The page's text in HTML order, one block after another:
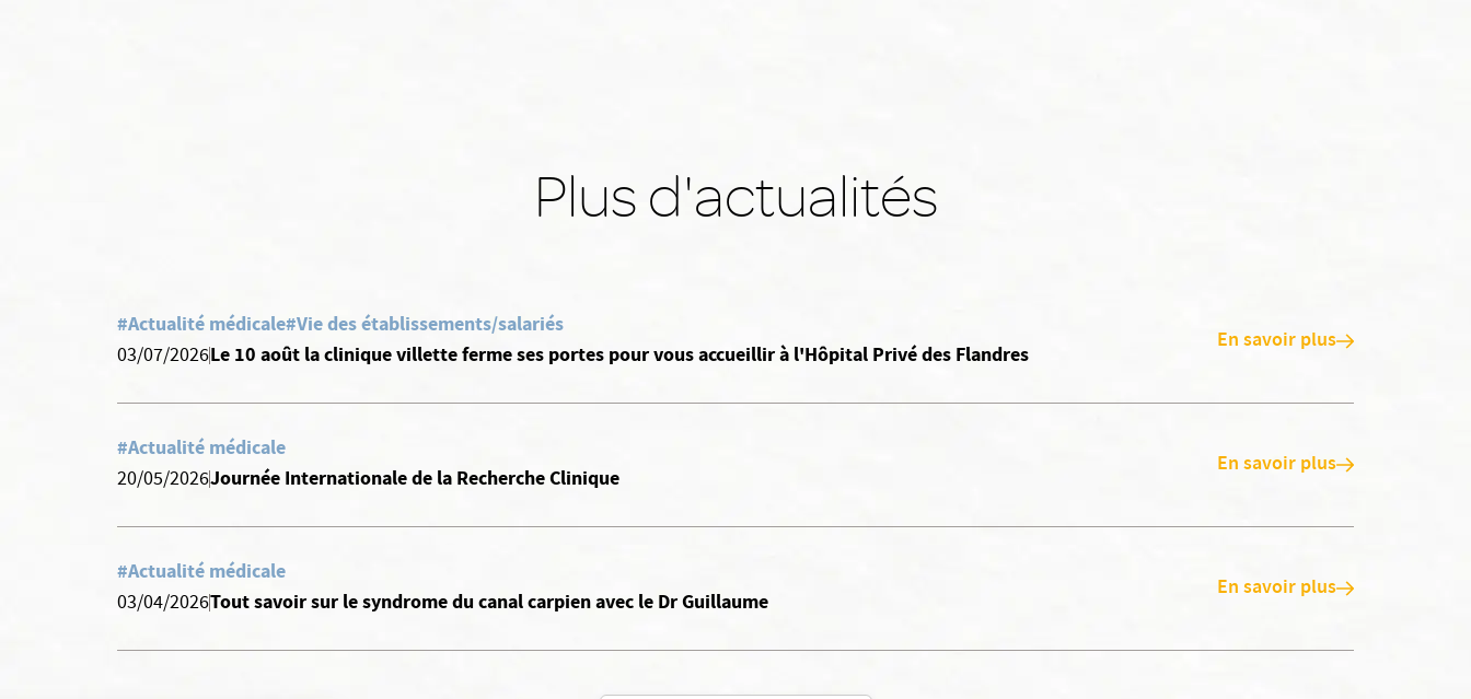
Plus d'actualités
#Actualité médicale#Vie des établissements/salariés
03/07/2026Le 10 août la clinique villette ferme ses portes pour vous accueillir à l'Hôpital Privé des Flandres En savoir plus
#Actualité médicale
20/05/2026Journée Internationale de la Recherche Clinique En savoir plus
#Actualité médicale
03/04/2026Tout savoir sur le syndrome du canal carpien avec le Dr Guillaume En savoir plus